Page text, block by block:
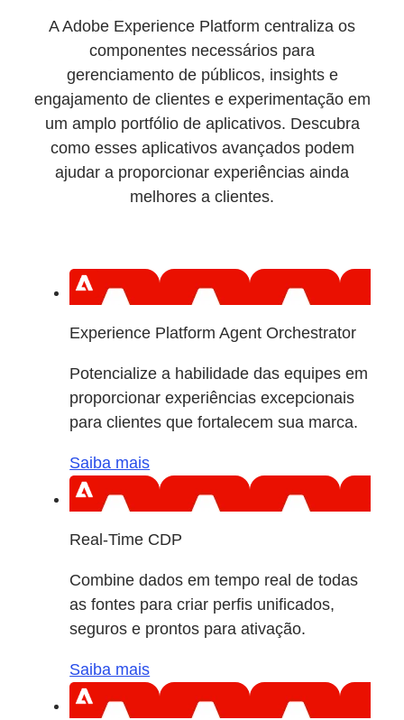
A Adobe Experience Platform centraliza os
componentes necessários para
gerenciamento de públicos, insights e
engajamento de clientes e experimentação em
um amplo portfólio de aplicativos. Descubra
como esses aplicativos avançados podem
ajudar a proporcionar experiências ainda
melhores a clientes.
Experience Platform Agent Orchestrator
Potencialize a habilidade das equipes em
proporcionar experiências excepcionais
para clientes que fortalecem sua marca.
Saiba mais
Real-Time CDP
Combine dados em tempo real de todas
as fontes para criar perfis unificados,
seguros e prontos para ativação.
Saiba mais